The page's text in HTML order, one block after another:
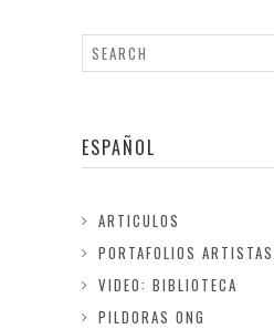
ESPAÑOL
ARTICULOS
PORTAFOLIOS ARTISTAS
VIDEO: BIBLIOTECA
PILDORAS ONG